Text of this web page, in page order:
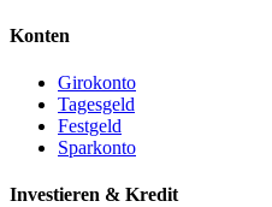
Konten
Girokonto
Tagesgeld
Festgeld
Sparkonto
Investieren & Kredit